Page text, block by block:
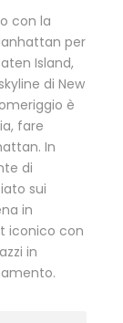
con la
per
Island,
di New
è
fare
In
di
sui
in
iconico con
in